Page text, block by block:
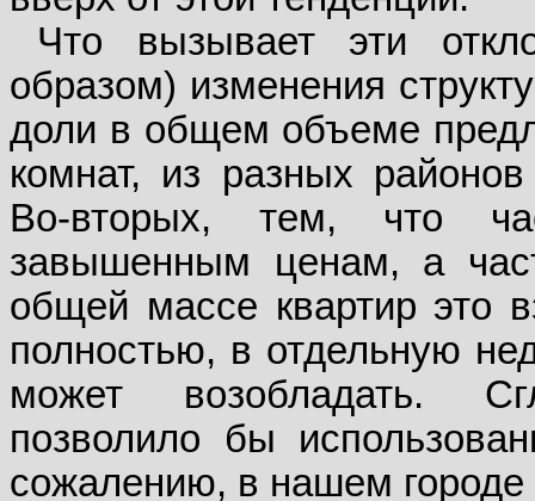
Что вызывает эти
образом) изменения
доли в общем объеме
комнат, из разных
Во-вторых, тем, что
завышенным ценам, а
общей массе квартир это
полностью, в отдельную
может возобладать.
позволило бы
сожалению, в нашем городе